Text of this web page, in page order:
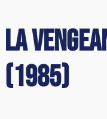
La
(1985)